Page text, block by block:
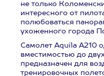
не только
интересного от
полюбоваться
ухоженного города
Самолет Aquila A210
вместимостью до
предназначен для
тренировочных